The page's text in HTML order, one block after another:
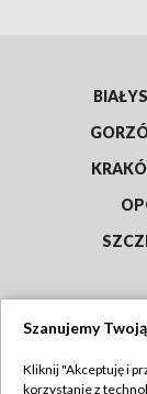
Szanujemy
Kliknij "Akceptuję i
korzystanie z